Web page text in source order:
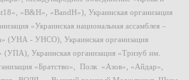
«B&H», «BandH»), Украинская организация
«Украинская национальная ассамблея –
(УНА - УНСО), Украинская организация
(УПА), Украинская организация «Тризуб им.
«Братство», Полк «Азов», «Айдар»,